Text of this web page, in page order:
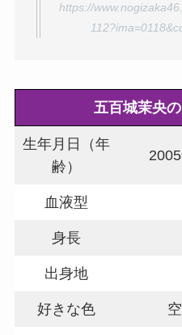
https://
五百城茉央
生年月日（年
齢）
血液型
身長
出身地
好きな色